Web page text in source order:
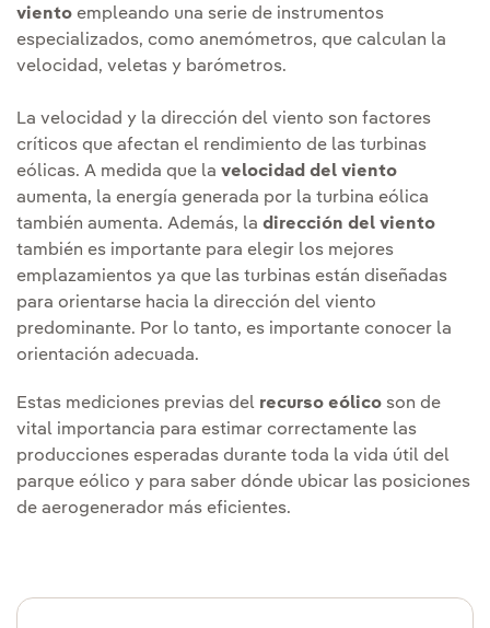
viento empleando una serie de instrumentos
especializados, como anemómetros, que calculan la
velocidad, veletas y barómetros.
La velocidad y la dirección del viento son factores
críticos que afectan el rendimiento de las turbinas
eólicas. A medida que la velocidad del viento
aumenta, la energía generada por la turbina eólica
también aumenta. Además, la dirección del viento
también es importante para elegir los mejores
emplazamientos ya que las turbinas están diseñadas
para orientarse hacia la dirección del viento
predominante. Por lo tanto, es importante conocer la
orientación adecuada.
Estas mediciones previas del recurso eólico son de
vital importancia para estimar correctamente las
producciones esperadas durante toda la vida útil del
parque eólico y para saber dónde ubicar las posiciones
de aerogenerador más eficientes.